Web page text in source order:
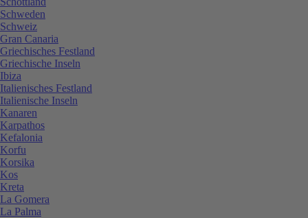
Schweden
Schweiz
Gran Canaria
Griechisches Festland
Griechische Inseln
Ibiza
Italienisches Festland
Italienische Inseln
Kanaren
Karpathos
Kefalonia
Korfu
Korsika
Kos
Kreta
La Gomera
La Palma